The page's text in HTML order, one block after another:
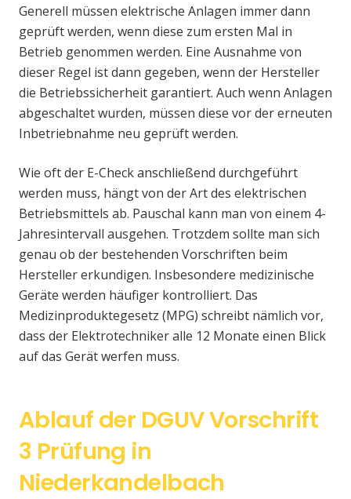
Generell müssen elektrische Anlagen immer dann
geprüft werden, wenn diese zum ersten Mal in
Betrieb genommen werden. Eine Ausnahme von
dieser Regel ist dann gegeben, wenn der Hersteller
die Betriebssicherheit garantiert. Auch wenn Anlagen
abgeschaltet wurden, müssen diese vor der erneuten
Inbetriebnahme neu geprüft werden.
Wie oft der E-Check anschließend durchgeführt
werden muss, hängt von der Art des elektrischen
Betriebsmittels ab. Pauschal kann man von einem 4-
Jahresintervall ausgehen. Trotzdem sollte man sich
genau ob der bestehenden Vorschriften beim
Hersteller erkundigen. Insbesondere medizinische
Geräte werden häufiger kontrolliert. Das
Medizinproduktegesetz (MPG) schreibt nämlich vor,
dass der Elektrotechniker alle 12 Monate einen Blick
auf das Gerät werfen muss.
Ablauf der DGUV Vorschrift
3 Prüfung in
Niederkandelbach